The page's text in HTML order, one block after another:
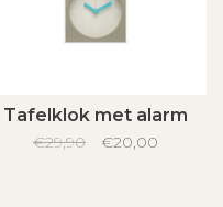
Tafelklok met alarm
€29,90 €20,00